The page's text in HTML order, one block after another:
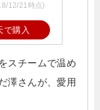
12/21時点)
で購入
スチームで温め
澤さんが、愛用